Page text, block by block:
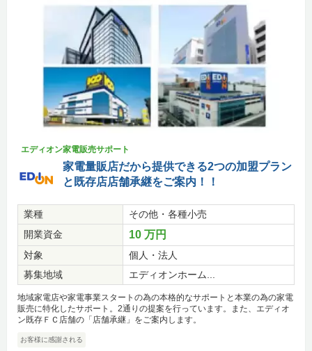
エディオン家電販売サポート
家電量販店だから提供できる2つの加盟プラン
と既存店店舗承継をご案内！！
業種
その他・各種小売
開業資金
10 万円
対象
個人・法人
募集地域
エディオンホーム...
地域家電店や家電事業スタートの為の本格的なサポートと本業の為の家電
販売に特化したサポート。2通りの提案を行っています。また、エディオ
ン既存ＦＣ店舗の「店舗承継」をご案内します。
お客様に感謝される